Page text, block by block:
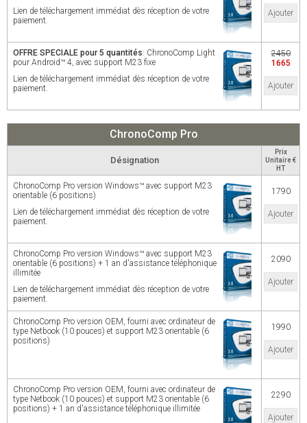
Lien de téléchargement immédiat dès réception de votre
paiement.
Ajouter
OFFRE SPECIALE pour 5 quantités: ChronoComp Light
pour Android™ 4, avec support M23 fixe
Lien de téléchargement immédiat dès réception de votre
paiement.
2450
1665
Ajouter
ChronoComp Pro
Désignation
Prix
Unitaire €
HT
ChronoComp Pro version Windows™ avec support M23
orientable (6 positions)
Lien de téléchargement immédiat dès réception de votre
paiement.
1790
Ajouter
ChronoComp Pro version Windows™ avec support M23
orientable (6 positions) + 1 an d'assistance téléphonique
illimitée
Lien de téléchargement immédiat dès réception de votre
paiement.
2090
Ajouter
ChronoComp Pro version OEM, fourni avec ordinateur de
type Netbook (10 pouces) et support M23 orientable (6
positions)
1990
Ajouter
ChronoComp Pro version OEM, fourni avec ordinateur de
type Netbook (10 pouces) et support M23 orientable (6
positions) + 1 an d'assistance téléphonique illimitée
2290
Ajouter